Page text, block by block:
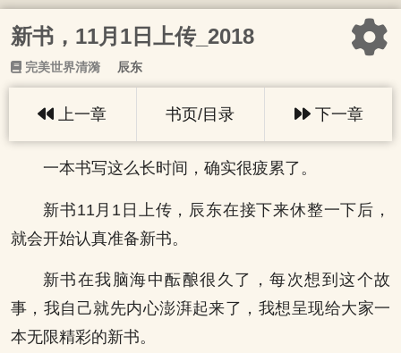
新书，11月1日上传_2018
完美世界清漪 辰东
上一章 书页/目录 下一章
一本书写这么长时间，确实很疲累了。
新书11月1日上传，辰东在接下来休整一下后，
就会开始认真准备新书。
新书在我脑海中酝酿很久了，每次想到这个故
事，我自己就先内心澎湃起来了，我想呈现给大家一
本无限精彩的新书。